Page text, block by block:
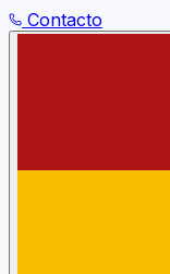
Contacto